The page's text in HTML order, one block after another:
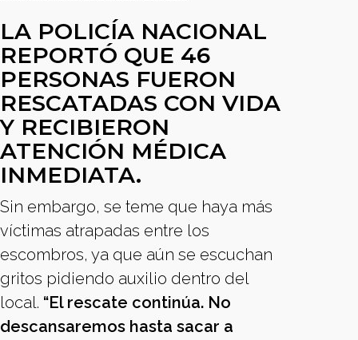
LA POLICÍA NACIONAL
REPORTÓ QUE 46
PERSONAS FUERON
RESCATADAS CON VIDA
Y RECIBIERON
ATENCIÓN MÉDICA
INMEDIATA.
Sin embargo, se teme que haya más
víctimas atrapadas entre los
escombros, ya que aún se escuchan
gritos pidiendo auxilio dentro del
local. “El rescate continúa. No
descansaremos hasta sacar a